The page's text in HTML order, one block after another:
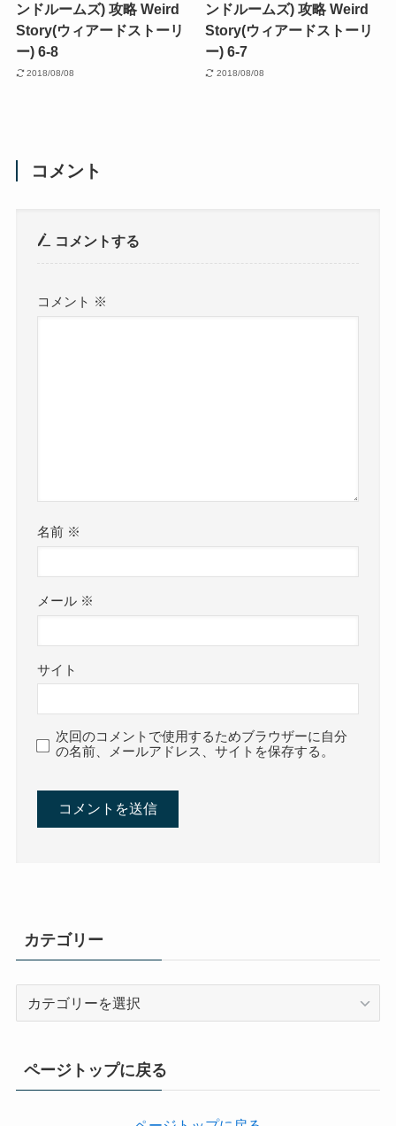
ンドルームズ) 攻略 Weird
Story(ウィアードストーリ
ー) 6-8
2018/08/08
ンドルームズ) 攻略 Weird
Story(ウィアードストーリ
ー) 6-7
2018/08/08
コメント
コメントする
コメント ※
名前 ※
メール ※
サイト
次回のコメントで使用するためブラウザーに自分
の名前、メールアドレス、サイトを保存する。
カテゴリー
ページトップに戻る